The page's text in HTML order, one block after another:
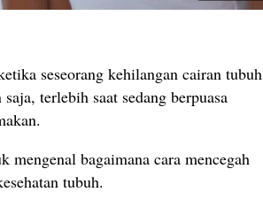
seseorang kehilangan cairan tubuh
terlebih saat sedang berpuasa
bagaimana cara mencegah
tubuh.